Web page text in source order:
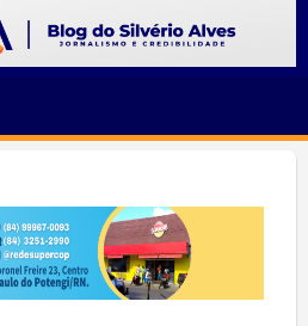
SILVERIO
ALVES